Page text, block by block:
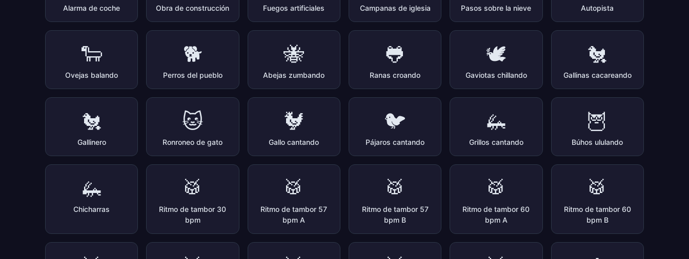
Alarma de coche Obra de construcción Fuegos artificiales Campanas de iglesia Pasos sobre la nieve Autopista
🐑
Ovejas balando
🐕
Perros del pueblo
🐝
Abejas zumbando
🐸
Ranas croando
🕊️
Gaviotas chillando
🐔
Gallinas cacareando
🐔
Gallinero
🐱
Ronroneo de gato
🐓
Gallo cantando
🐦
Pájaros cantando
🦗
Grillos cantando
🦉
Búhos ululando
🦗
Chicharras
🥁
Ritmo de tambor 30
bpm
🥁
Ritmo de tambor 57
bpm A
🥁
Ritmo de tambor 57
bpm B
🥁
Ritmo de tambor 60
bpm A
🥁
Ritmo de tambor 60
bpm B